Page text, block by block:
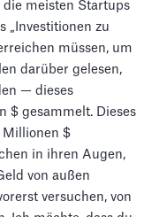
die meisten Startups
„Investitionen zu
müssen, um
darüber gelesen,
— dieses
$ gesammelt. Dieses
Millionen $
in ihren Augen,
von außen
versuchen, von